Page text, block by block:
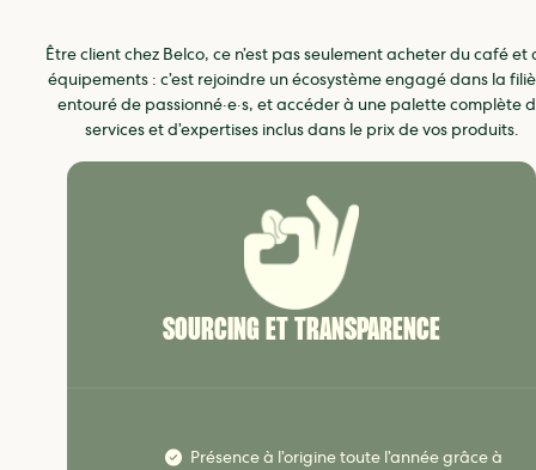
Être client chez Belco, ce n’est pas seulement acheter du café et
équipements : c’est rejoindre un écosystème engagé dans la
entouré de passionné·e·s, et accéder à une palette complète
services et d’expertises inclus dans le prix de vos produits.
SOURCING ET TRANSPARENCE
Présence à l’origine toute l’année grâce à